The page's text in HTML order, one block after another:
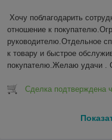
Хочу поблагодарить
отношение к
руководителю.Отдельное
к товару и быстрое
покупателю.Желаю удачи .
Сделка подтверждена